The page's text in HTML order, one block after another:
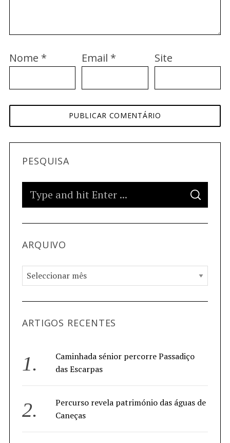
Nome * Email * Site
PESQUISA
ARQUIVO
ARTIGOS RECENTES
Caminhada sénior percorre Passadiço
das Escarpas
Percurso revela património das águas de
Caneças